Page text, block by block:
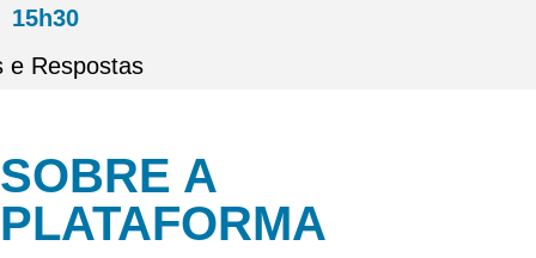
15h30
e Respostas
SOBRE A
PLATAFORMA